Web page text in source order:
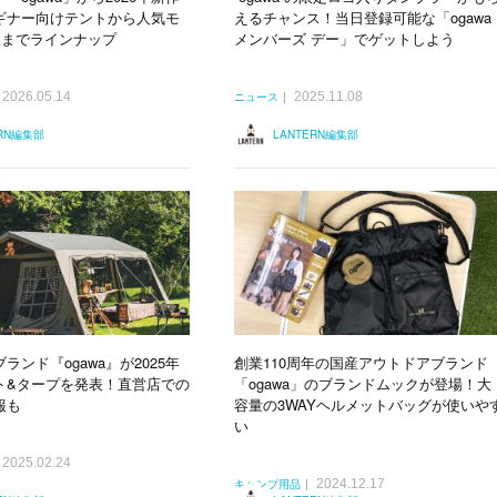
ナー向けテントから人気モ
でラインナップ
編集部
えるチャンス！当日登録可能な「ogawa
メンバーズ デー」でゲットしよう
ニュース 2025.11.08
LANTERN編集部
ランド『ogawa』が2025年
&タープを発表！直営店での
も
創業110周年の国産アウトドアブランド
「ogawa」のブランドムックが登場！大
容量の3WAYヘルメットバッグが使いや
い
キャンプ用品
2024.12.17